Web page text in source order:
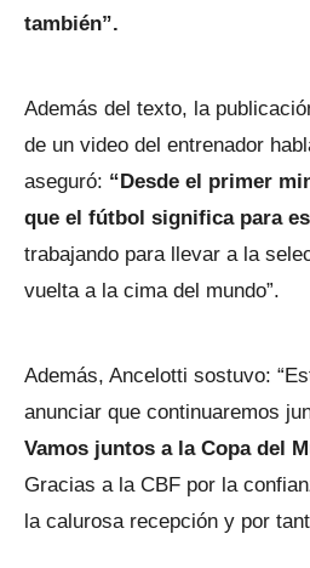
también”.
Además del texto, la
de un video del entrenador
aseguró: “Desde el primer
que el fútbol significa para
trabajando para llevar a la
vuelta a la cima del mundo”.
Además, Ancelotti sostuvo:
anunciar que continuaremos
Vamos juntos a la Copa del
Gracias a la CBF por la
la calurosa recepción y por